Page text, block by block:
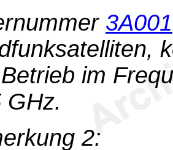
3A001
im
GHz.
2: